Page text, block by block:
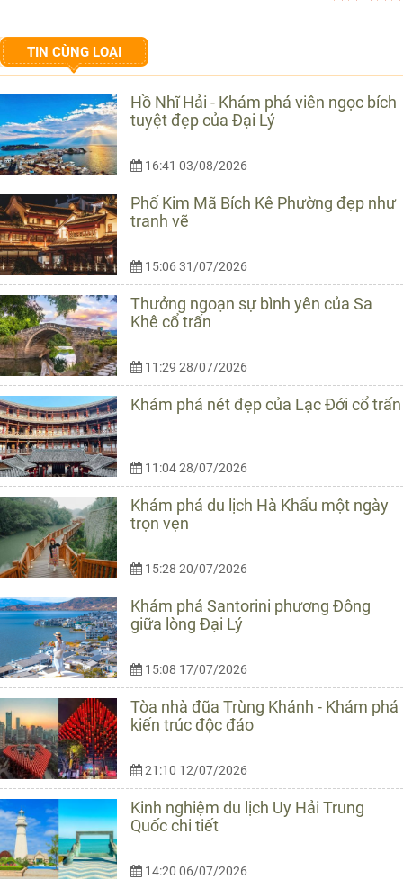
TIN CÙNG LOẠI
Hồ Nhĩ Hải - Khám phá viên ngọc bích
tuyệt đẹp của Đại Lý
16:41 03/08/2026
Phố Kim Mã Bích Kê Phường đẹp như
tranh vẽ
15:06 31/07/2026
Thưởng ngoạn sự bình yên của Sa
Khê cổ trấn
11:29 28/07/2026
Khám phá nét đẹp của Lạc Đới cổ trấn
11:04 28/07/2026
Khám phá du lịch Hà Khẩu một ngày
trọn vẹn
15:28 20/07/2026
Khám phá Santorini phương Đông
giữa lòng Đại Lý
15:08 17/07/2026
Tòa nhà đũa Trùng Khánh - Khám phá
kiến trúc độc đáo
21:10 12/07/2026
Kinh nghiệm du lịch Uy Hải Trung
Quốc chi tiết
14:20 06/07/2026